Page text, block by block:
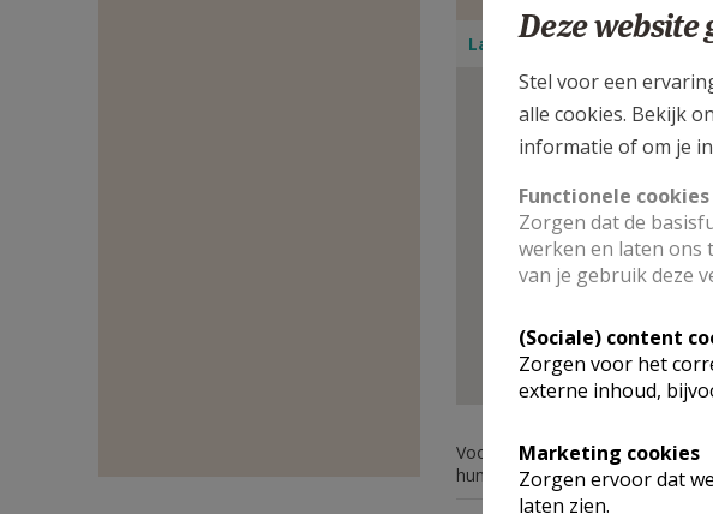
Lage Kaart 564, 2930
Voor deze kerk zijn er
hun contacten.
Deze website
Stel voor een
alle cookies. Bekijk
informatie of om je
Functionele cookies
Zorgen dat de
werken en laten ons
van je gebruik deze
(Sociale) content
Zorgen voor het
externe inhoud,
Marketing cookies
Zorgen ervoor dat
laten zien.